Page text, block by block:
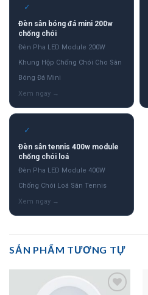
✓
Đèn sân bóng đá mini 200w
chống chói
Đèn Pha LED Module 200W
Khung Hộp Chống Chói Cho Sân
Bóng Đá Mini
✓
Đèn sân tennis 400w module
chống chói loá
Đèn Pha LED Module 400W
Chống Chói Loá Sân Tennis
SẢN PHẨM TƯƠNG TỰ